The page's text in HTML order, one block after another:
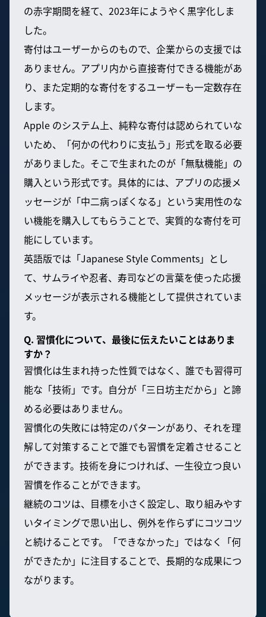
の赤字期間を経て、2023年にようやく黒字化しま
した。
寄付はユーザーからのもので、企業からの支援では
ありません。アプリ内から直接寄付できる機能があ
り、また定期的な寄付をするユーザーも一定数存在
します。
Apple のシステム上、純粋な寄付は認められていな
いため、「何かの代わりに支払う」形式を取る必要
がありました。そこで生まれたのが「無駄機能」の
購入という形式です。具体的には、アプリの応援メ
ッセージが「中二病っぽくなる」という実用性のな
い機能を購入してもらうことで、実質的な寄付を可
能にしています。
英語版では「Japanese Style Comments」とし
て、サムライや忍者、寿司などの言葉を使った応援
メッセージが表示される機能として提供されていま
す。
Q. 習慣化について、最後に伝えたいことはありま
すか？
習慣化は生まれ持った性質ではなく、誰でも習得可
能な「技術」です。自分が「三日坊主だから」と諦
める必要はありません。
習慣化の失敗には特定のパターンがあり、それを理
解して対策することで誰でも習慣を定着させること
ができます。技術を身につければ、一生役立つ良い
習慣を作ることができます。
継続のコツは、目標を小さく設定し、取り組みやす
いタイミングで思い出し、例外を作らずにコツコツ
と続けることです。「できなかった」ではなく「何
ができたか」に注目することで、長期的な成果につ
ながります。